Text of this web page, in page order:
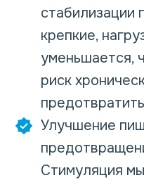
стабилизации
крепкие,
уменьшается,
риск
Улучшение
Стимуляция